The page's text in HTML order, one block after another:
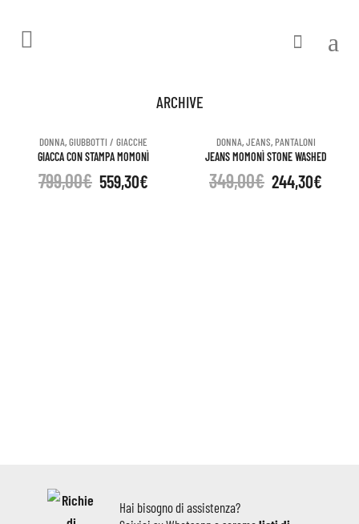
ARCHIVE
DONNA,GIUBBOTTI / GIACCHE
GIACCA CON STAMPA MOMONÌ
799,00€ 559,30€
DONNA,JEANS,PANTALONI
JEANS MOMONÌ STONE WASHED
349,00€ 244,30€
Hai bisogno di assistenza?